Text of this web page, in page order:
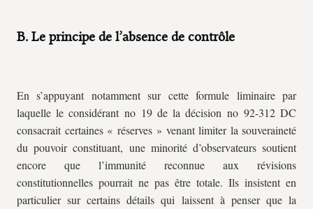
B. Le principe de l’absence de contrôle
En s’appuyant notamment sur cette formule liminaire par
laquelle le considérant no 19 de la décision no 92-312 DC
consacrait certaines « réserves » venant limiter la souveraineté
du pouvoir constituant, une minorité d’observateurs soutient
encore que l’immunité reconnue aux révisions
constitutionnelles pourrait ne pas être totale. Ils insistent en
particulier sur certains détails qui laissent à penser que la